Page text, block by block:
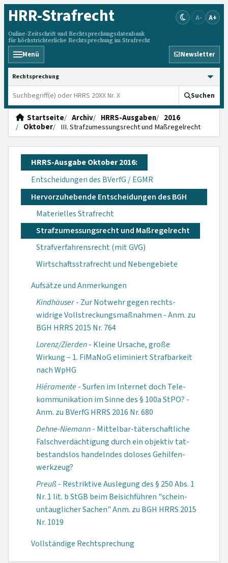
HRR-Strafrecht
Online-Zeitschrift und Rechtsprechungsdatenbank
für höchstrichterliche Rechtsprechung im Strafrecht
A- A+
Menü Newsletter
HRRS durchsuchen
Suchen
Startseite Archiv HRRS-Ausgaben
2016
Oktober
III. Strafzumessungsrecht und Maßregelrecht
HRRS-Ausgabe Oktober 2016:
Entscheidungen des BVerfG / EGMR
Hervorzuhebende Entscheidungen des BGH
Materielles Strafrecht
Strafzumessungsrecht und Maßregelrecht
Strafverfahrensrecht (mit GVG)
Wirtschaftsstrafrecht und Nebengebiete
Aufsätze und Anmerkungen
Kindhäuser- Zur Notwehr gegen rechts­
widrige Vollstreckungs­maßnahmen - Anm. zu
BGH HRRS 2015 Nr. 764
Lorenz/Zierden- Kleine Ursache, große
Wirkung – 1. FiMaNoG eliminiert Strafbarkeit
nach WpHG
Hiéramente- Surfen im Internet doch Tele­
kommunikation im Sinne des § 100a StPO? -
Anm. zu BVerfG HRRS 2016 Nr. 680
Dehne-Niemann- Mittelbar-täter­schaftliche
Falsch­verdächtigung durch ein objektiv tat­
bestands­los handelndes doloses Gehilfen­
werkzeug?
Preuß- Restriktive Auslegung des § 250 Abs. 1
Nr. 1 lit. b StGB beim Bei­sich­führen "schein-
untauglicher Sachen" Anm. zu BGH HRRS 2015
Nr. 1019
Vollständige Rechtsprechung